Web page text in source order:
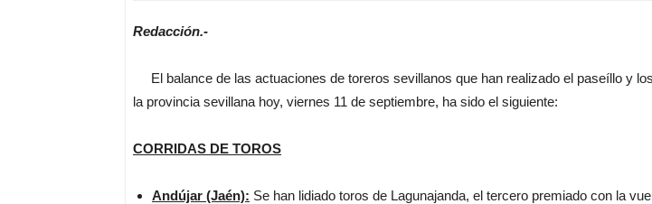
Redacción.-
El balance de las actuaciones de toreros sevillanos que han realizado el paseíllo y
la provincia sevillana hoy, viernes 11 de septiembre, ha sido el siguiente:
CORRIDAS DE TOROS
Andújar (Jaén): Se han lidiado toros de Lagunajanda, el tercero premiado con la